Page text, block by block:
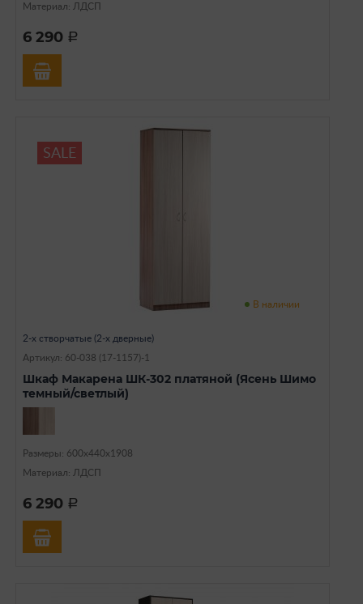
Материал: ЛДСП
6 290 a
SALE
В наличии
2-х створчатые (2-х дверные)
Артикул: 60-038 (17-1157)-1
Шкаф Макарена ШК-302 платяной (Ясень Шимо
темный/светлый)
Размеры: 600х440х1908
Материал: ЛДСП
6 290 a